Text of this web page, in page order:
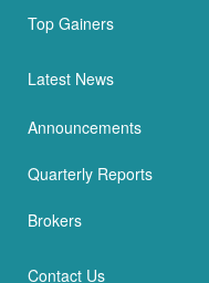
Top Gainers
Latest News
Announcements
Quarterly Reports
Brokers
Contact Us